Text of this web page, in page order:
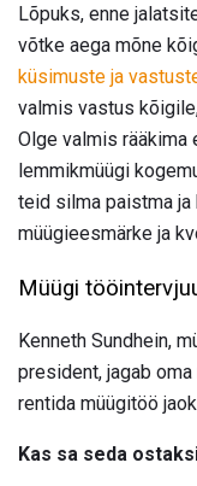
Lõpuks, enne
võtke aega mõne
küsimuste ja
valmis vastus
Olge valmis rääkima
lemmikmüügi
teid silma paistma
müügieesmärke ja
Müügi
Kenneth Sundhein,
president, jagab
rentida müügitöö
Kas sa seda